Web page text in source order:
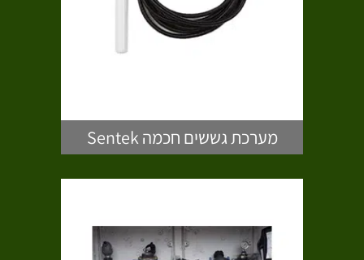
מערכת גששים חכמה Sentek